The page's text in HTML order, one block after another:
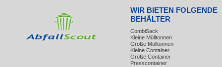
WIR BIETEN FOLGENDE
BEHÄLTER
CombiSack
Kleine Mülltonnen
Große Mülltonnen
Kleine Container
Große Container
Presscontainer